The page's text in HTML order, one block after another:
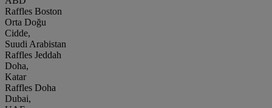
Raffles Boston
Orta Doğu
Cidde,
Suudi Arabistan
Raffles Jeddah
Doha,
Katar
Raffles Doha
Dubai,